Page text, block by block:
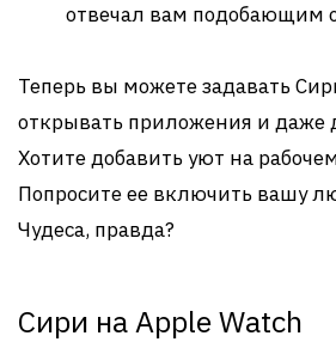
отвечал вам подобающим
Теперь вы можете задавать
открывать приложения и даже
Хотите добавить уют на
Попросите ее включить вашу
Чудеса, правда?
Сири на Apple Watch